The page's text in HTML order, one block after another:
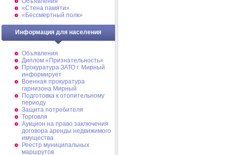
«Стена памяти»
«Бессмертный полк»
Информация для населения
Объявления
Диплом «Признательность»
Прокуратура ЗАТО г. Мирный
информирует
Военная прокуратура
гарнизона Мирный
Подготовка к отопительному
периоду
Защита потребителя
Торговля
Аукцион на право заключения
договора аренды недвижимого
имущества
Реестр муниципальных
маршрутов